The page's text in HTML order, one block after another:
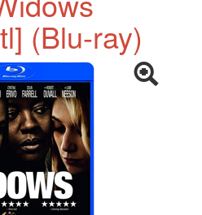
(Blu-ray)